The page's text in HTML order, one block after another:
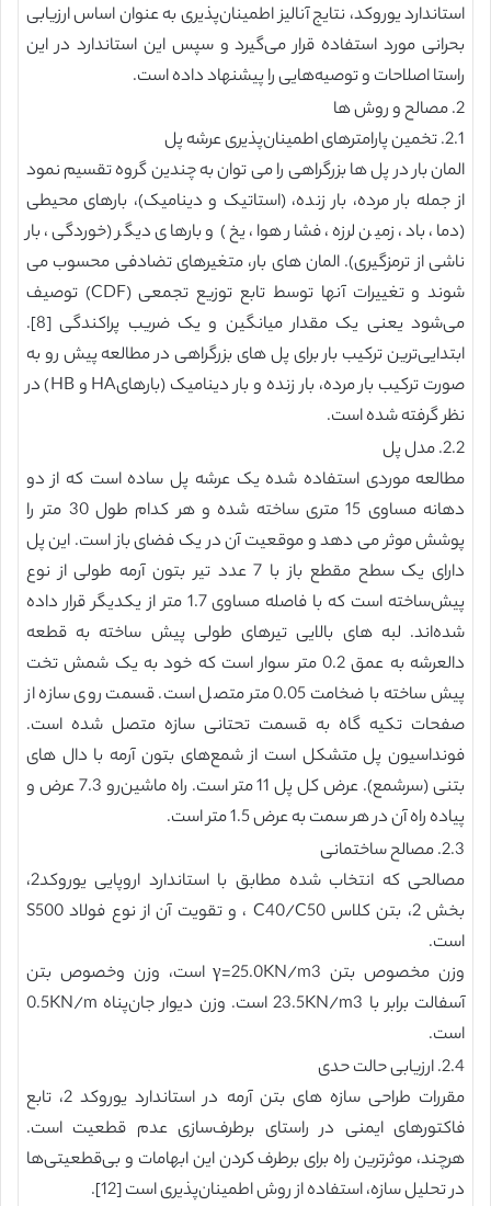
استاندارد یوروکد، نتایج آنالیز اطمینان‌پذیری به عنوان اساس ارزیابی
بحرانی مورد استفاده قرار می‌گیرد و سپس این استاندارد در این
راستا اصلاحات و توصیه‌هایی را پیشنهاد داده است.
2. مصالح و روش ها
2.1. تخمین پارامترهای اطمینان‌پذیری عرشه پل
المان بار در پل ها بزرگراهی را می توان به چندین گروه تقسیم نمود
از جمله بار مرده، بار زنده، (استاتیک و دینامیک)، بارهای محیطی
(دما، باد، زمین لرزه، فشار هوا، یخ) و بارهای دیگر (خوردگی، بار
ناشی از ترمزگیری). المان های بار، متغیرهای تضادفی محسوب می
شوند و تغییرات آنها توسط تابع توزیع تجمعی (CDF) توصیف
می‌شود یعنی یک مقدار میانگین و یک ضریب پراکندگی [8].
ابتدایی‌ترین ترکیب بار برای پل های بزرگراهی در مطالعه پیش رو به
صورت ترکیب بار مرده، بار زنده و بار دینامیک (بارهایHA و HB) در
نظر گرفته شده است.
2.2. مدل پل
مطالعه موردی استفاده شده یک عرشه پل ساده است که از دو
دهانه مساوی 15 متری ساخته شده و هر کدام طول 30 متر را
پوشش موثر می دهد و موقعیت آن در یک فضای باز است. این پل
دارای یک سطح مقطع باز با 7 عدد تیر بتون آرمه طولی از نوع
پیش‌ساخته است که با فاصله مساوی 1.7 متر از یکدیگر قرار داده
شده‌اند. لبه های بالایی تیرهای طولی پیش ساخته به قطعه
دالعرشه به عمق 0.2 متر سوار است که خود به یک شمش تخت
پیش ساخته با ضخامت 0.05 متر متصل است. قسمت روی سازه از
صفحات تکیه گاه به قسمت تحتانی سازه متصل شده است.
فونداسیون پل متشکل است از شمع‌های بتون آرمه با دال های
بتنی (سرشمع). عرض کل پل 11 متر است. راه ماشین‌رو 7.3 عرض و
پیاده راه آن در هر سمت به عرض 1.5 متر است.
2.3. مصالح ساختمانی
مصالحی که انتخاب شده مطابق با استاندارد اروپایی یوروکد2،
بخش 2، بتن کلاس C40/C50 ، و تقویت آن از نوع فولاد S500
است.
وزن مخصوص بتن γ=25.0KN/m3 است، وزن وخصوص بتن
آسفالت برابر با 23.5KN/m3 است. وزن دیوار جان‌پناه ‌0.5KN/m
است.
2.4. ارزیابی حالت حدی
مقررات طراحی سازه های بتن آرمه در استاندارد یوروکد 2، تابع
فاکتورهای ایمنی در راستای برطرف‌سازی عدم قطعیت است.
هرچند، موثرترین راه برای برطرف کردن این ابهامات و بی‌قطعیتی‌ها
در تحلیل سازه، استفاده از روش اطمینان‌پذیری است [12].